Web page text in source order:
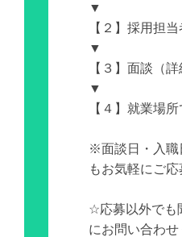
▼
【２】採用担
▼
【３】面談（
▼
【４】就業場
※面談日・入職
もお気軽にご
☆応募以外でも
にお問い合わ